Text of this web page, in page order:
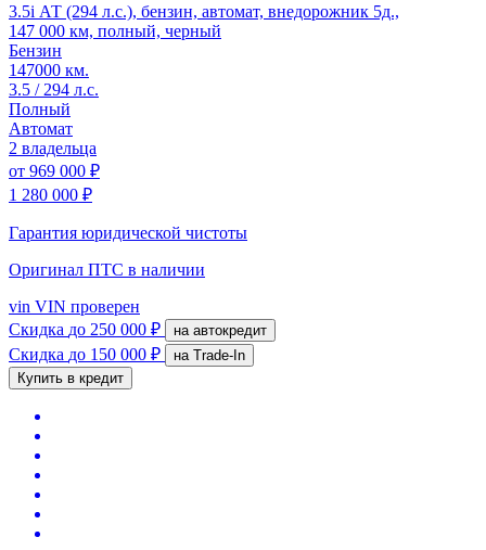
3.5i АТ (294 л.с.), бензин, автомат, внедорожник 5д.,
147 000 км, полный, черный
Бензин
147000 км.
3.5 / 294 л.с.
Полный
Автомат
2 владельца
от 969 000 ₽
1 280 000 ₽
Гарантия юридической чистоты
Оригинал ПТС в наличии
vin VIN проверен
Скидка до 250 000 ₽ на автокредит
Скидка до 150 000 ₽
на Trade-In
Купить в кредит